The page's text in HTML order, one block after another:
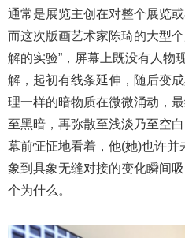
通常是展览主创在对整个展览
而这次版画艺术家陈琦的大型
解的实验”，屏幕上既没有人物
解，起初有线条延伸，随后变
理一样的暗物质在微微涌动，
至黑暗，再弥散至浅淡乃至空
幕前怔怔地看着，他(她)也许
象到具象无缝对接的变化瞬间
个为什么。